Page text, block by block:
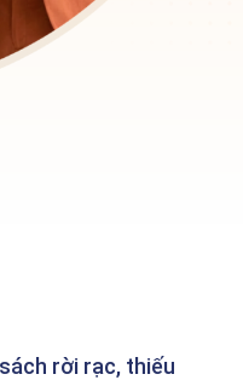
rời rạc, thiếu